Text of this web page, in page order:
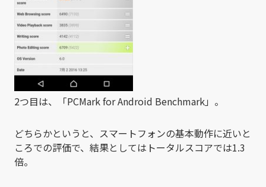
2つ目は、「PCMark for Android Benchmark」。
どちらかというと、スマートフォンの基本動作に近いと
ころでの評価で、結果としてはトータルスコアでは1.3
倍。